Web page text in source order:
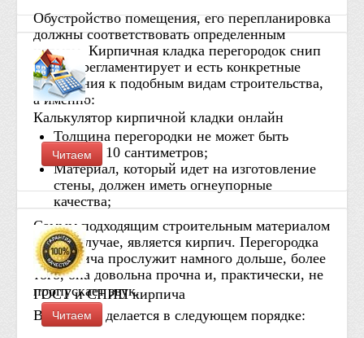
Обустройство помещения, его перепланировка
должны соответствовать определенным
нормам. Кирпичная кладка перегородок снип
это все регламентирует и есть конкретные
требования к подобным видам строительства,
а именно:
Толщина перегородки не может быть
меньше 10 сантиметров;
Материал, который идет на изготовление
стены, должен иметь огнеупорные
качества;
Самым подходящим строительным материалом
в этом случае, является кирпич. Перегородка
из кирпича прослужит намного дольше, более
того, она довольна прочна и, практически, не
пропускает звук.
Вся работа делается в следующем порядке:
Калькулятор кирпичной кладки онлайн
Читаем
ГОСТ и СНИП кирпича
Читаем